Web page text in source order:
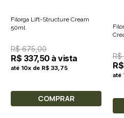
Filorga Lift-Structure Cream
50ml
R$ 675,00
R$ 337,50 à vista
até 10x de R$ 33,75
COMPRAR
até